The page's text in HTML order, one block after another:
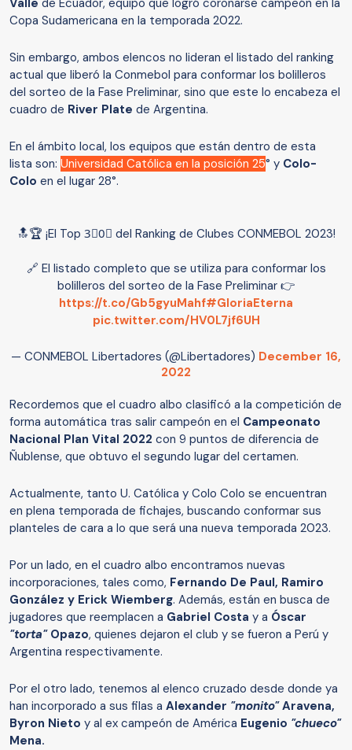
Valle de Ecuador, equipo que logró coronarse campeón en la
Copa Sudamericana en la temporada 2022.
Sin embargo, ambos elencos no lideran el listado del ranking
actual que liberó la Conmebol para conformar los bolilleros
del sorteo de la Fase Preliminar, sino que este lo encabeza el
cuadro de River Plate de Argentina.
En el ámbito local, los equipos que están dentro de esta
lista son: Universidad Católica en la posición 25° y Colo-
Colo en el lugar 28°.
🔝🏆 ¡El Top 3⃣0⃣ del Ranking de Clubes CONMEBOL 2023!
🔗 El listado completo que se utiliza para conformar los
bolilleros del sorteo de la Fase Preliminar 👉
https://t.co/Gb5gyuMahf#GloriaEterna
pic.twitter.com/HV0L7jf6UH
— CONMEBOL Libertadores (@Libertadores) December 16,
2022
Recordemos que el cuadro albo clasificó a la competición de
forma automática tras salir campeón en el Campeonato
Nacional Plan Vital 2022 con 9 puntos de diferencia de
Ñublense, que obtuvo el segundo lugar del certamen.
Actualmente, tanto U. Católica y Colo Colo se encuentran
en plena temporada de fichajes, buscando conformar sus
planteles de cara a lo que será una nueva temporada 2023.
Por un lado, en el cuadro albo encontramos nuevas
incorporaciones, tales como, Fernando De Paul, Ramiro
González y Erick Wiemberg. Además, están en busca de
jugadores que reemplacen a Gabriel Costa y a Óscar
"torta"Opazo, quienes dejaron el club y se fueron a Perú y
Argentina respectivamente.
Por el otro lado, tenemos al elenco cruzado desde donde ya
han incorporado a sus filas a Alexander "monito"Aravena,
Byron Nieto y al ex campeón de América Eugenio "chueco"
Mena.